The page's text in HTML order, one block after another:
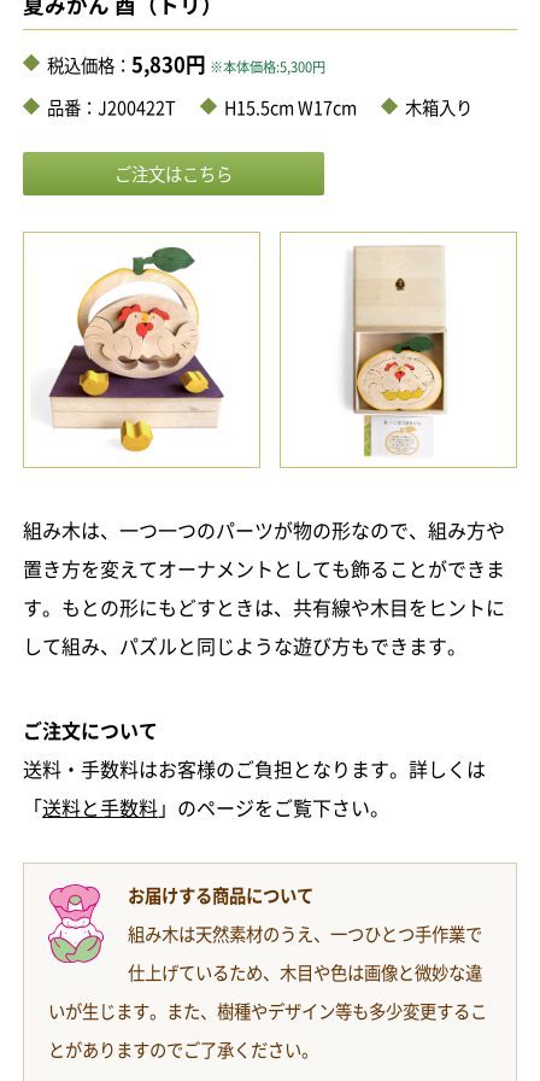
税込価格： 5,830円 ※本体価格:5,300円
品番：J200422T H15.5cm W17cm 木箱入り
組み木は、一つ一つのパーツが物の形なので、組み方や
置き方を変えてオーナメントとしても飾ることができま
す。もとの形にもどすときは、共有線や木目をヒントに
して組み、パズルと同じような遊び方もできます。
ご注文について
送料・手数料はお客様のご負担となります。詳しくは
「送料と手数料」のページをご覧下さい。
お届けする商品について
組み木は天然素材のうえ、一つひとつ手作業で
仕上げているため、木目や色は画像と微妙な違
いが生じます。また、樹種やデザイン等も多少変更するこ
とがありますのでご了承ください。